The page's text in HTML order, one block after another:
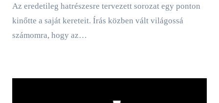
Az eredetileg hatrészesre tervezett sorozat egy ponton
kinőtte a saját kereteit. Írás közben vált világossá
számomra, hogy az…